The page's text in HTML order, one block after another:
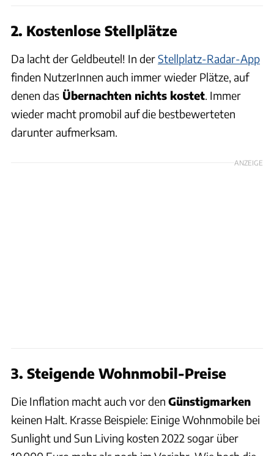
2. Kostenlose Stellplätze
Da lacht der Geldbeutel! In derStellplatz-Radar-App
finden NutzerInnen auch immer wieder Plätze, auf
denen das Übernachten nichts kostet. Immer
wieder macht promobil auf die bestbewerteten
darunter aufmerksam.
ANZEIGE
3. Steigende Wohnmobil-Preise
Die Inflation macht auch vor den Günstigmarken
keinen Halt. Krasse Beispiele: Einige Wohnmobile bei
Sunlight und Sun Living kosten 2022 sogar über